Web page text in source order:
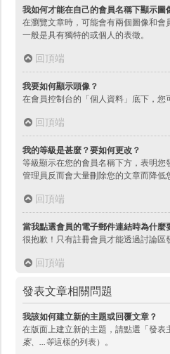
我如何才能在自己的會員名稱下顯示圖
在瀏覽文章時，可能會有兩個圖像和
一般是具有獨特的或個人的表徵。
回頂端
我要如何顯示頭像？
在會員控制台的「個人資料」底下，您
回頂端
我的等級是甚麼？要如何更改？
等級顯示在您的會員名稱下方，表明
管理員反而會大量刪除您的文章而降低
回頂端
當我點選會員的電子郵件連結時為什麼
很抱歉！只有註冊會員才能透過討論區
回頂端
發表文章相關問題
我該如何建立新的主題或回覆文章？
在版面上建立新的主題，請點選「發
案、...等這樣的列表）。